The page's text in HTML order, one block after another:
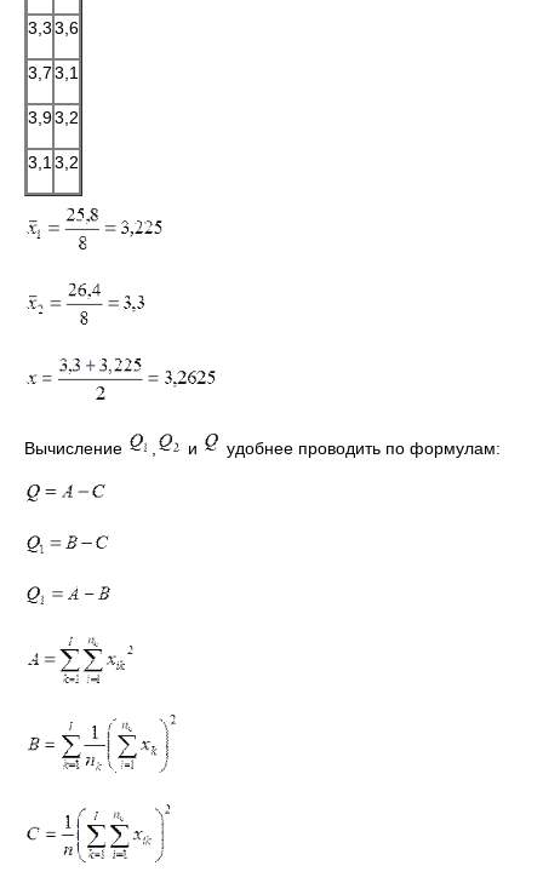
3,33,6
3,73,1
3,93,2
3,1 3,2
Вычисление и удобнее проводить по формулам: